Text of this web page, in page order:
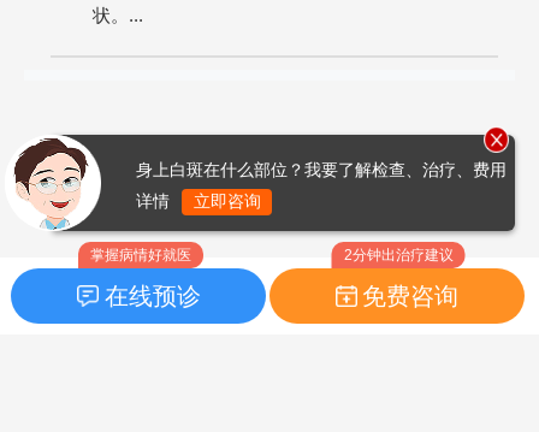
状。...
掌握病情好就医
在线预诊
2分钟出治疗建议
免费咨询
身上白斑在什么部位？我要了解检查、治疗、费用
详情
立即咨询